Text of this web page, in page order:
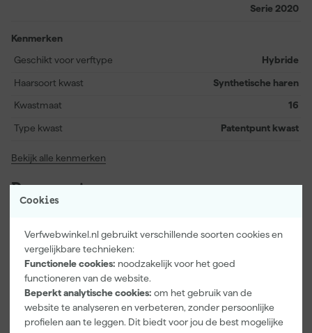
Cookies
Verfwebwinkel.nl gebruikt verschillende soorten cookies en
vergelijkbare technieken:
Functionele cookies: noodzakelijk voor het goed
functioneren van de website.
Beperkt analytische cookies: om het gebruik van de
website te analyseren en verbeteren, zonder persoonlijke
profielen aan te leggen. Dit biedt voor jou de best mogelijke
2020 is bij uitstek geschikt voor watergedragen verven, en de
synthetische lakken netjes aan te brengen. Kies voor een kwast
voor nauwkeurig schilderwerk.
Serie 2020
Kenmerken
Geschikt voor verftype
Hybride
Haarsoort kwast Synthetische haren
Kwastmaat 16
Type kwast Patentpunt kwast
Bekijk alle kenmerken
Documenten
Kenmerkenblad
Vaak gekocht met